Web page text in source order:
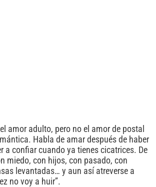
amor adulto, pero no el amor de postal
Habla de amar después de haber
a confiar cuando ya tienes cicatrices. De
miedo, con hijos, con pasado, con
levantadas… y aun así atreverse a
no voy a huir”.